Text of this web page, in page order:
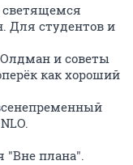
светящемся
Для студентов и
и советы
как хороший
"Вне плана".